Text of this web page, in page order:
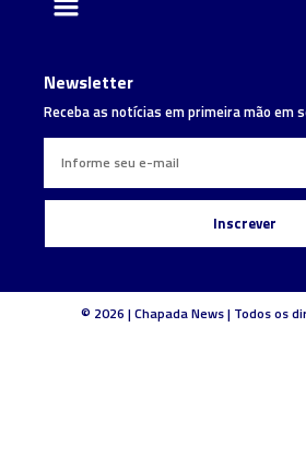
Newsletter
Receba as notícias em primeira mão em
Inscrever
© 2026 | Chapada News | Todos os